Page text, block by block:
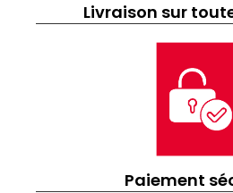
Livraison sur
Paiement